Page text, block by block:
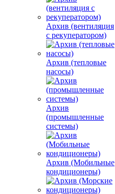
Архив (вентиляция
с рекуператором)
Архив (тепловые
насосы)
Архив
(промышленные
системы)
Архив (Мобильные
кондиционеры)